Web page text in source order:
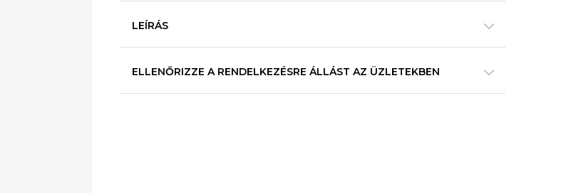
LEÍRÁS
ELLENŐRIZZE A RENDELKEZÉSRE ÁLLÁST AZ ÜZLETEKBEN